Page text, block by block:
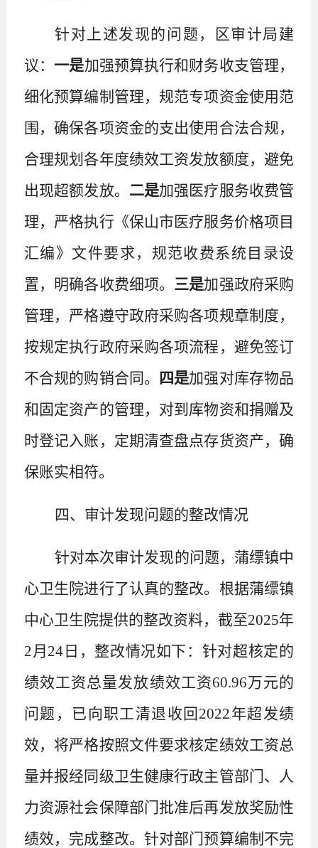
针对上述发现的问题，区审计局建
议： 一是加强预算执行和财务收支管理，
细化预算编制管理，规范专项资金使用范
围，确保各项资金的支出使用合法合规，
合理规划各年度绩效工资发放额度，避免
出现超额发放。 二是加强医疗服务收费管
理，严格执行《保山市医疗服务价格项目
汇编》文件要求，规范收费系统目录设
置，明确各收费细项。 三是加强政府采购
管理，严格遵守政府采购各项规章制度，
按规定执行政府采购各项流程，避免签订
不合规的购销合同。
四是加强对库存物品
和固定资产的管理，对到库物资和捐赠及
时登记入账，定期清查盘点存货资产，确
保账实相符。
四、审计发现问题的整改情况
针对本次审计发现的问题，蒲缥镇中
心卫生院进行了认真的整改。根据蒲缥镇
中心卫生院提供的整改资料，截至2025年
2月 24 日，整改情况如下：针对超核定的
绩效工资总量发放绩效工资60.96万元的
问题，已向职工清退收回 2022年超发绩
效，将严格按照文件要求核定绩效工资总
量并报经同级卫生健康行政主管部门、人
力资源社会保障部门批准后再发放奖励性
绩效，完成整改。针对部门预算编制不完